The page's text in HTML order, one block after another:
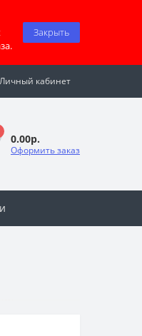
Закрыть
Личный кабинет
0.00р.
Оформить заказ